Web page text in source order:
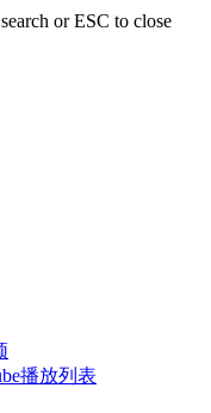
or ESC to close
播放列表